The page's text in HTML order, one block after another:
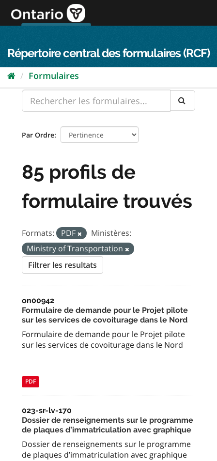
directement
au
Répertoire central des formulaires (RCF)
Formulaires
Par Ordre
85 profils de
formulaire trouvés
Formats: PDF
Ministères:
Ministry of Transportation
Filtrer les resultats
on00942
Formulaire de demande pour le Projet pilote
sur les services de covoiturage dans le Nord
Formulaire de demande pour le Projet pilote
sur les services de covoiturage dans le Nord
PDF
023-sr-lv-170
Dossier de renseignements sur le programme
de plaques d’immatriculation avec graphique
Dossier de renseignements sur le programme
de plaques d’immatriculation avec graphique